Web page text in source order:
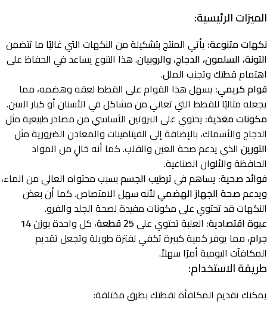
الميزات الرئيسية:
نكهات متنوعة: يأتي المنتج بتشكيلة من النكهات التي غالبًا ما تتضمن
التونة، السلمون، الدجاج، والروبيان. هذا التنوع يساعد في الحفاظ على
اهتمام قطتك وتجنب الملل.
قوام كريمي: يسهل هذا القوام على القطط لعقه وهضمه، مما
يجعله مثاليًا للقطط التي تعاني من مشاكل في الأسنان أو كبار السن.
مكونات مغذية: يحتوي على البروتين الأساسي من مصادر طبيعية مثل
الدجاج والأسماك، بالإضافة إلى الفيتامينات والمعادن الضرورية مثل
التورين الذي يدعم صحة العين والقلب. كما أنه خالٍ من المواد
الحافظة والألوان الصناعية.
فوائد صحية: يساهم فيترطيب الجسمبسبب محتواه العالي من الماء،
ويدعمصحة الجهاز الهضميلأنه سهل الامتصاص. كما أن بعض
النكهات قد تحتوي على مكونات مفيدة لصحة الجلد والفرو.
عبوة اقتصادية: العلبة تحتوي على25 قطعة ، كل واحدة بوزن14
جرام، مما يوفر كمية كبيرة تكفي لفترة طويلة وتجعل تقديم
المكافآت اليومية أمرًا سهلاً.
طريقة الاستخدام:
يمكنك تقديم المكافأة لقطتك بطرق مختلفة: